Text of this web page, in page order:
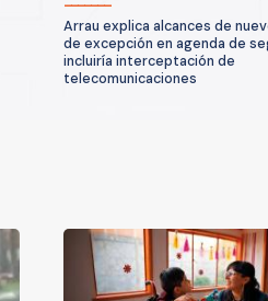
Arrau explica alcances de
de excepción en agenda de
incluiría interceptación de
telecomunicaciones